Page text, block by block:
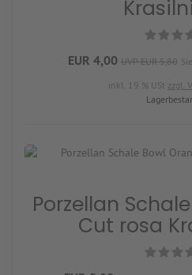
EUR 4,00 UVP EUR 5,80
inkl. 19 % USt zzgl.
Porzellan
Cut rosa